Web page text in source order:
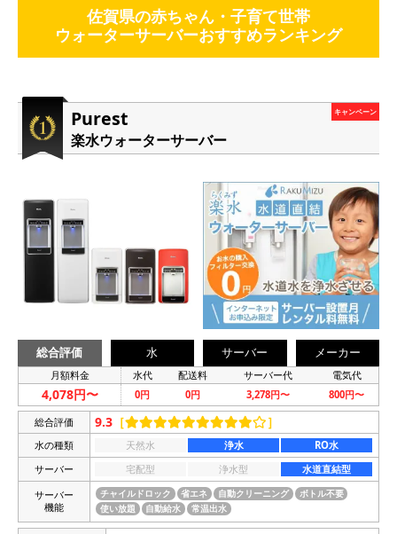
佐賀県の赤ちゃん・子育て世帯
ウォーターサーバーおすすめランキング
Purest
楽水ウォーターサーバー
キャンペーン
総合評価 水 サーバー メーカー
月額料金 水代 配送料 サーバー代 電気代
4,078円〜 0円 0円 3,278円〜 800円〜
総合評価 9.3 ［ ］
水の種類 天然水 浄水
RO水
サーバー
宅配型 浄水型
水道直結型
サーバー
機能
チャイルドロック 省エネ 自動クリーニング
ボトル不要
使い放題
自動給水 常温出水